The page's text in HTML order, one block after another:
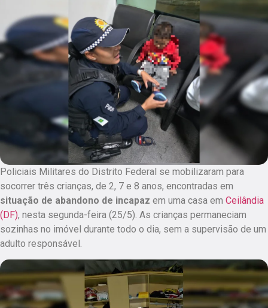
Policiais Militares do Distrito Federal se mobilizaram para
socorrer três crianças, de 2, 7 e 8 anos, encontradas em
situação de abandono de incapaz em uma casa em Ceilândia
(DF), nesta segunda-feira (25/5). As crianças permaneciam
sozinhas no imóvel durante todo o dia, sem a supervisão de um
adulto responsável.